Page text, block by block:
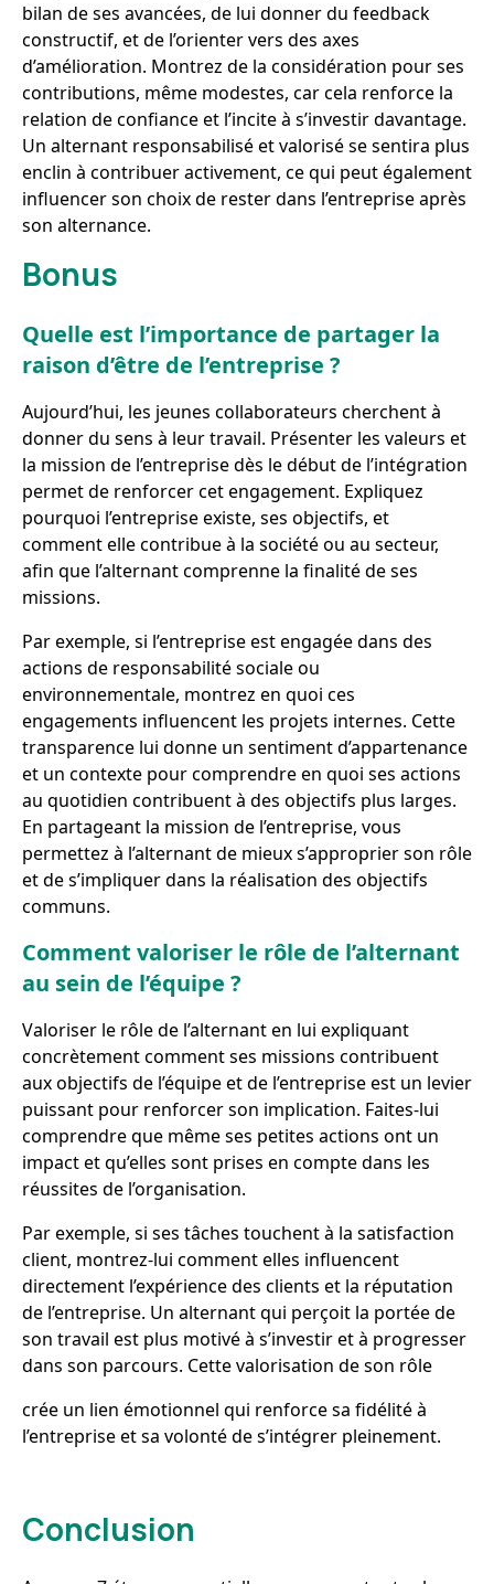
bilan de ses avancées, de lui donner du feedback
constructif, et de l’orienter vers des axes
d’amélioration. Montrez de la considération pour ses
contributions, même modestes, car cela renforce la
relation de confiance et l’incite à s’investir davantage.
Un alternant responsabilisé et valorisé se sentira plus
enclin à contribuer activement, ce qui peut également
influencer son choix de rester dans l’entreprise après
son alternance.
Bonus
Quelle est l’importance de partager la
raison d’être de l’entreprise ?
Aujourd’hui, les jeunes collaborateurs cherchent à
donner du sens à leur travail. Présenter les valeurs et
la mission de l’entreprise dès le début de l’intégration
permet de renforcer cet engagement. Expliquez
pourquoi l’entreprise existe, ses objectifs, et
comment elle contribue à la société ou au secteur,
afin que l’alternant comprenne la finalité de ses
missions.
Par exemple, si l’entreprise est engagée dans des
actions de responsabilité sociale ou
environnementale, montrez en quoi ces
engagements influencent les projets internes. Cette
transparence lui donne un sentiment d’appartenance
et un contexte pour comprendre en quoi ses actions
au quotidien contribuent à des objectifs plus larges.
En partageant la mission de l’entreprise, vous
permettez à l’alternant de mieux s’approprier son rôle
et de s’impliquer dans la réalisation des objectifs
communs.
Comment valoriser le rôle de l’alternant
au sein de l’équipe ?
Valoriser le rôle de l’alternant en lui expliquant
concrètement comment ses missions contribuent
aux objectifs de l’équipe et de l’entreprise est un levier
puissant pour renforcer son implication. Faites-lui
comprendre que même ses petites actions ont un
impact et qu’elles sont prises en compte dans les
réussites de l’organisation.
Par exemple, si ses tâches touchent à la satisfaction
client, montrez-lui comment elles influencent
directement l’expérience des clients et la réputation
de l’entreprise. Un alternant qui perçoit la portée de
son travail est plus motivé à s’investir et à progresser
dans son parcours. Cette valorisation de son rôle
crée un lien émotionnel qui renforce sa fidélité à
l’entreprise et sa volonté de s’intégrer pleinement.
Conclusion